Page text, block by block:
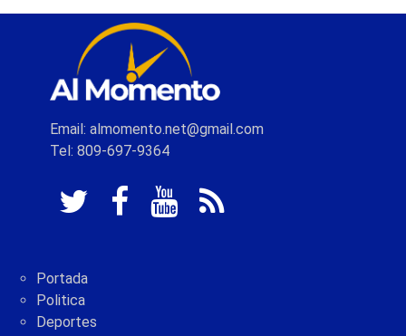
Email: almomento.net@gmail.com
Tel: 809-697-9364
Portada
Politica
Deportes